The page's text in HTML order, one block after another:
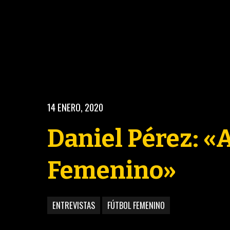
14 ENERO, 2020
Daniel Pérez:
Femenino»
ENTREVISTAS FÚTBOL FEMENINO